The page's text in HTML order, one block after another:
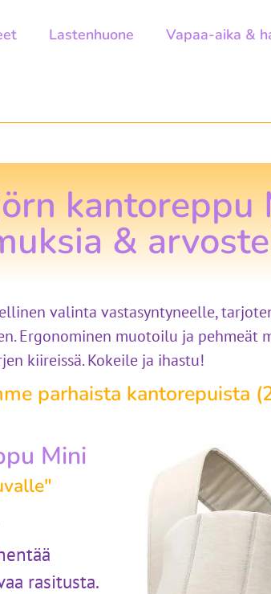
Lastenhuone Vapaa-aika &
kantoreppu
&
valinta vastasyntyneelle,
Ergonominen muotoilu ja pehmeät
kiireissä. Kokeile ja ihastu!
parhaista kantorepuista
Mini
rasitusta.